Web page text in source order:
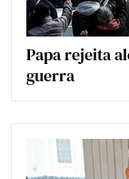
Papa rejeita
guerra